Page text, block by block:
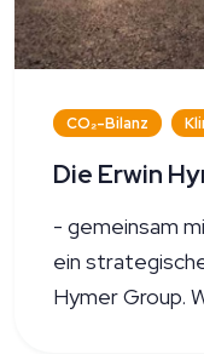
CO₂-Bilanz
- gemeinsam
ein
Hymer Group.